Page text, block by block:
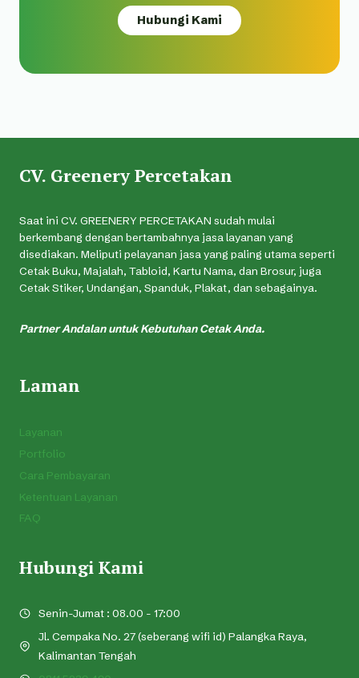
Hubungi Kami
CV. Greenery Percetakan
Saat ini CV. GREENERY PERCETAKAN sudah mulai
berkembang dengan bertambahnya jasa layanan yang
disediakan. Meliputi pelayanan jasa yang paling utama seperti
Cetak Buku, Majalah, Tabloid, Kartu Nama, dan Brosur, juga
Cetak Stiker, Undangan, Spanduk, Plakat, dan sebagainya.
Partner Andalan untuk Kebutuhan Cetak Anda.
Laman
Layanan
Portfolio
Cara Pembayaran
Ketentuan Layanan
FAQ
Hubungi Kami
Senin-Jumat : 08.00 - 17:00
Jl. Cempaka No. 27 (seberang wifi id) Palangka Raya,
Kalimantan Tengah